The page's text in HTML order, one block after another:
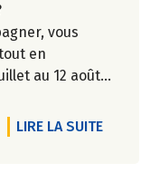
vous
en
au 12 août
LIRE LA SUITEDE